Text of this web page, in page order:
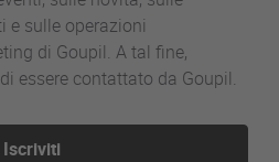
e sulle operazioni
di Goupil. A tal fine,
essere contattato da Goupil.
Iscriviti